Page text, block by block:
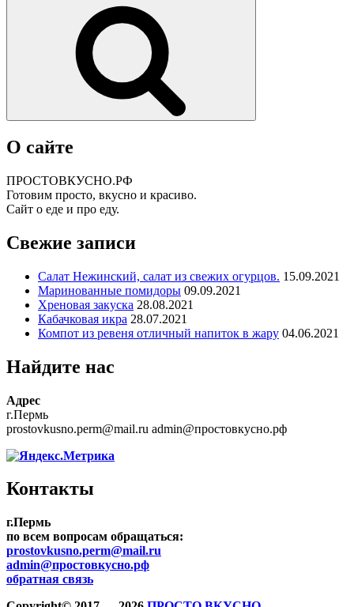
О сайте
ПРОСТОВКУСНО.РФ
Готовим просто, вкусно и красиво.
Сайт о еде и про еду.
Свежие записи
Салат Нежинский, салат из свежих огурцов. 15.09.2021
Маринованные помидоры 09.09.2021
Хреновая закуска 28.08.2021
Кабачковая икра 28.07.2021
Компот из ревеня отличный напиток в жару 04.06.2021
Найдите нас
Адрес
г.Пермь
prostovkusno.perm@mail.ru admin@простовкусно.рф
Контакты
г.Пермь
по всем вопросам обращаться:
prostovkusno.perm@mail.ru
admin@простовкусно.рф
обратная связь